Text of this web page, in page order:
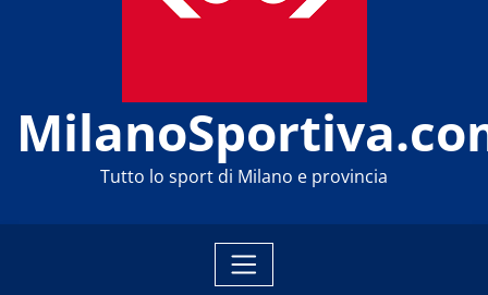
Tutto lo sport di Milano e provincia